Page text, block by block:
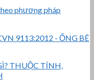
9113:2012 - ỐNG BÊ